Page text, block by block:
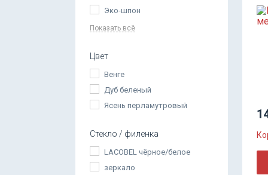
Эко-шпон
Показать всё
Цвет
Венге
Дуб беленый
Ясень перламутровый
Стекло / филенка
LACOBEL чёрное/белое
зеркало